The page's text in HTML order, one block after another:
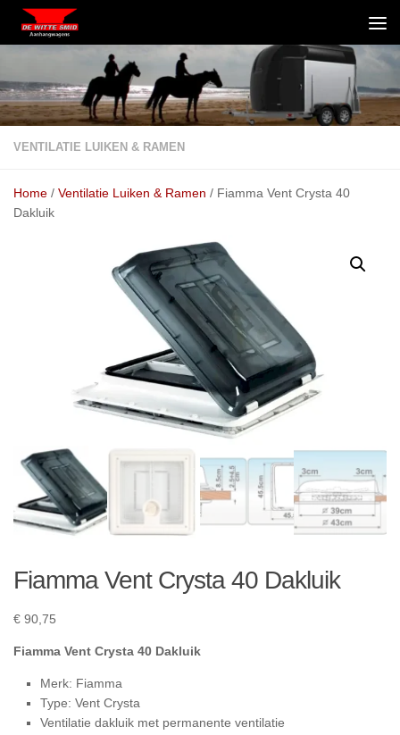
Skip to content
VENTILATIE LUIKEN & RAMEN
Home / Ventilatie Luiken & Ramen / Fiamma Vent Crysta 40
Dakluik
Fiamma Vent Crysta 40 Dakluik
€ 90,75
Fiamma Vent Crysta 40 Dakluik
Merk: Fiamma
Type: Vent Crysta
Ventilatie dakluik met permanente ventilatie